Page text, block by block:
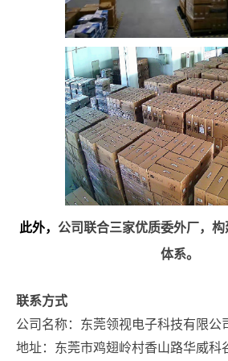
此外， 公司联合三家优质委外厂，
体系。
联系方式
公司名称：东莞领视电子科技有限公
地址：东莞市鸡翅岭村香山路华威科